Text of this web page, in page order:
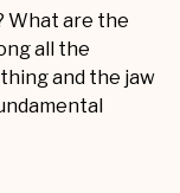
What are the
all the
and the jaw